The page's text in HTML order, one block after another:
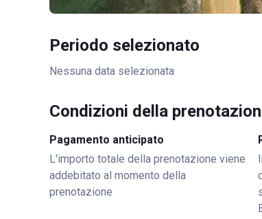
Periodo selezionato
Nessuna data selezionata
Condizioni della
Pagamento anticipato
L'importo totale della prenotazione viene
addebitato al momento della
prenotazione